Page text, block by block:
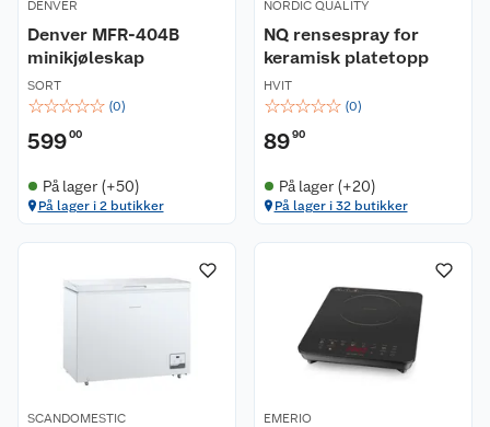
DENVER
Denver MFR-404B
minikjøleskap
SORT
☆☆☆☆☆ (0)
59900
På lager (+50)
På lager i 2 butikker
NORDIC QUALITY
NQ rensespray for
keramisk platetopp
HVIT
☆☆☆☆☆ (0)
8990
På lager (+20)
På lager i 32 butikker
SCANDOMESTIC EMERIO